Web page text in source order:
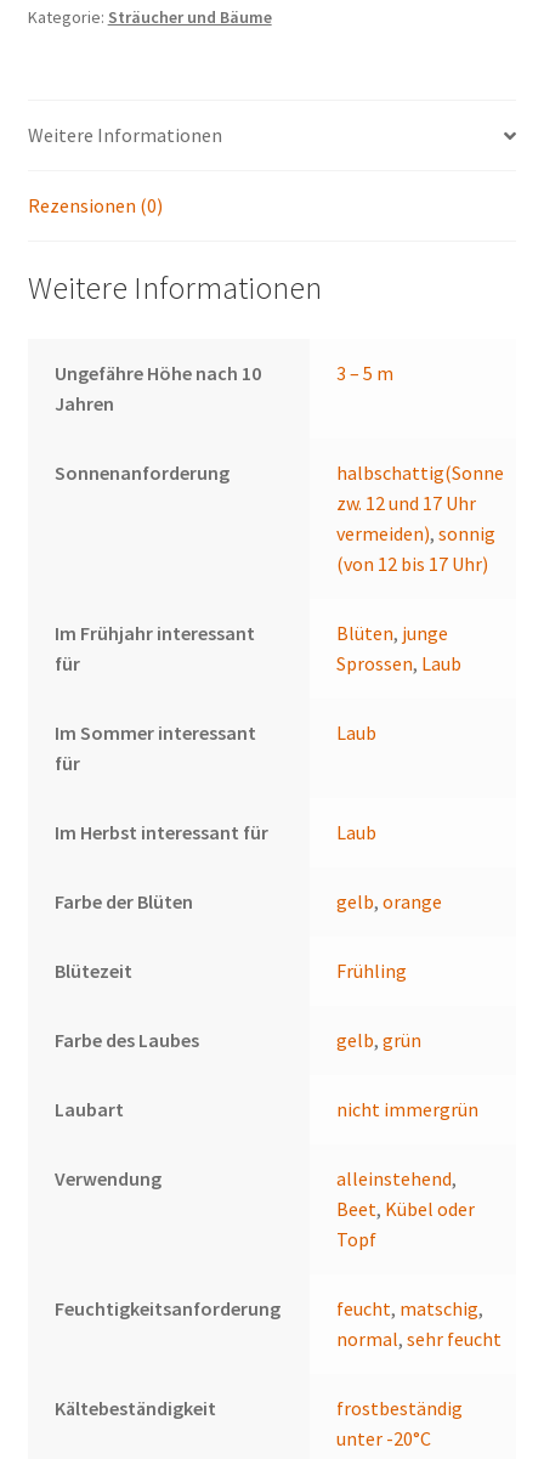
Kategorie: Sträucher und Bäume
Weitere Informationen
Rezensionen (0)
Weitere Informationen
Ungefähre Höhe nach 10
Jahren
3 – 5 m
Sonnenanforderung
halbschattig(Sonne
zw. 12 und 17 Uhr
vermeiden),sonnig
(von 12 bis 17 Uhr)
Im Frühjahr interessant
für
Blüten, junge
Sprossen, Laub
Im Sommer interessant
für
Laub
Im Herbst interessant für Laub
Farbe der Blüten gelb,orange
Blütezeit Frühling
Farbe des Laubes gelb,grün
Laubart nicht immergrün
Verwendung alleinstehend,
Beet, Kübel oder
Topf
Feuchtigkeitsanforderung feucht, matschig,
normal,sehr feucht
Kältebeständigkeit
frostbeständig
unter -20°C